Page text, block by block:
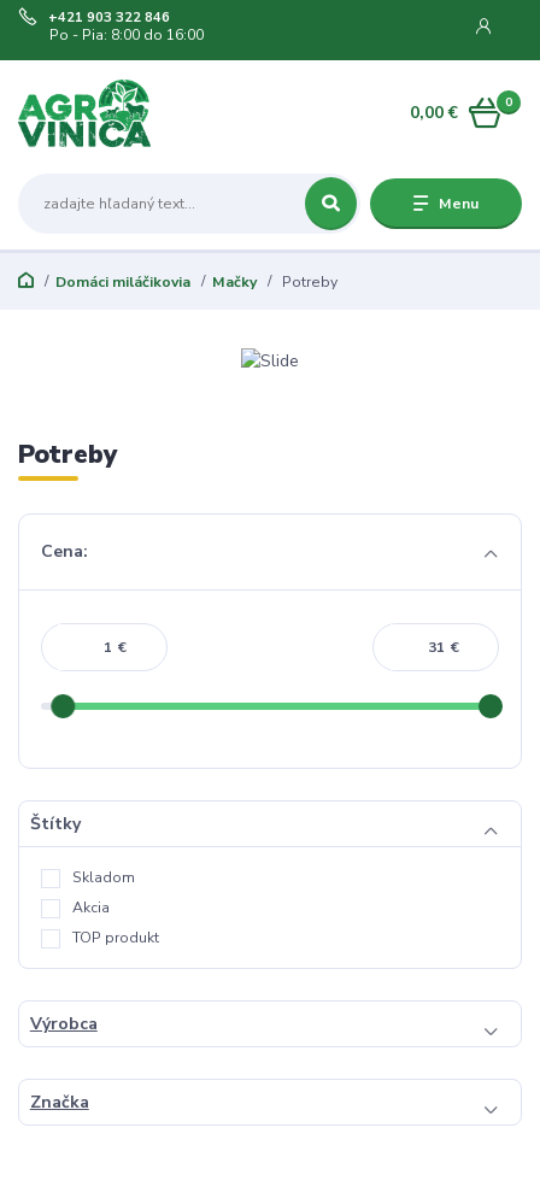
Menu
+421 903 322 846
Po - Pia: 8:00 do 16:00
0
0,00 €
Domáci miláčikovia Mačky Potreby
Potreby
Cena:
€ €
Štítky
Skladom
Akcia
TOP produkt
Výrobca
Značka